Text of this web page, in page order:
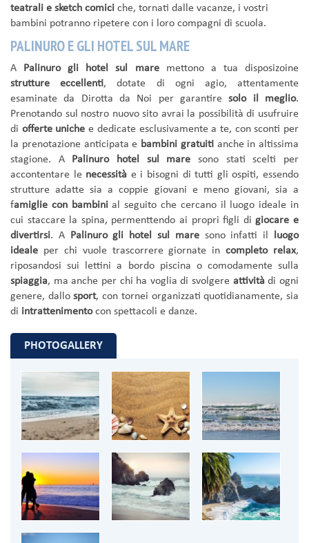
teatrali e sketch comici che, tornati dalle vacanze, i vostri
bambini potranno ripetere con i loro compagni di scuola.
PALINURO E GLI HOTEL SUL MARE
A Palinuro gli hotel sul mare mettono a tua disposizoine
strutture eccellenti, dotate di ogni agio, attentamente
esaminate da Dirotta da Noi per garantiresolo il meglio.
Prenotando sul nostro nuovo sito avrai la possibilità di usufruire
di offerte uniche e dedicate esclusivamente a te, con sconti per
la prenotazione anticipata e bambini gratuitianche in altissima
stagione. A Palinuro hotel sul mare sono stati scelti per
accontentare le necessità e i bisogni di tutti gli ospiti, essendo
strutture adatte sia a coppie giovani e meno giovani, sia a
famiglie con bambinial seguito che cercano il luogo ideale in
cui staccare la spina, permenttendo ai propri figli digiocare e
divertirsi. A Palinuro gli hotel sul maresono infatti il luogo
ideale per chi vuole trascorrere giornate incompleto relax,
riposandosi sui lettini a bordo piscina o comodamente sulla
spiaggia, ma anche per chi ha voglia di svolgere attivitàdi ogni
genere, dallosport, con tornei organizzati quotidianamente, sia
di intrattenimentocon spettacoli e danze.
PHOTOGALLERY